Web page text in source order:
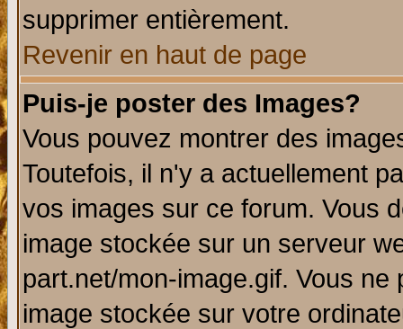
supprimer entièrement.
Revenir en haut de page
Puis-je poster des Images?
Vous pouvez montrer des
Toutefois, il n'y a actuellement
vos images sur ce forum. Vous
image stockée sur un serveur
part.net/mon-image.gif. Vous
image stockée sur votre